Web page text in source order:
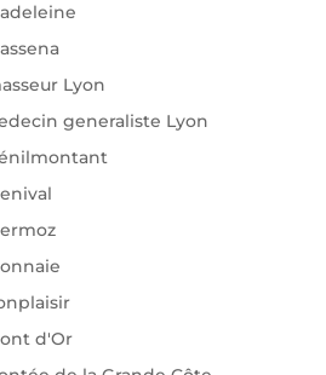
Lyon
generaliste Lyon
d'Or